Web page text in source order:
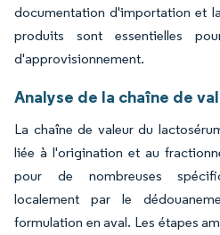
documentation d'importation et
produits sont essentielles
d'approvisionnement.
Analyse de la chaîne de
La chaîne de valeur du
liée à l'origination et au
pour de nombreuses
localement par le
formulation en aval. Les étapes